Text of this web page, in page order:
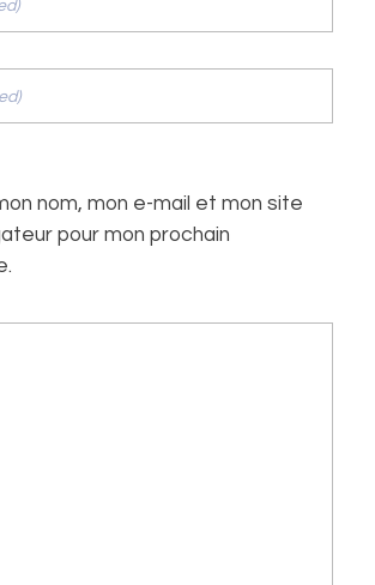
nom, mon e-mail et mon site
pour mon prochain